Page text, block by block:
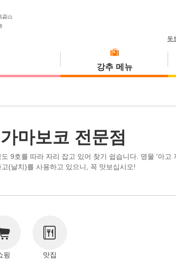
돗
강추 메뉴
식사 투어
고토우라초
마보코 전문점
9호를 따라 자리 잡고 있어 찾기 쉽습니다. 명물 '아고
(날치)를 사용하고 있으니, 꼭 맛보십시오!
핑 맛집